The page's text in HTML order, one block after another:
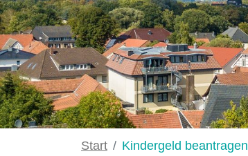
Start Kindergeld beantragen